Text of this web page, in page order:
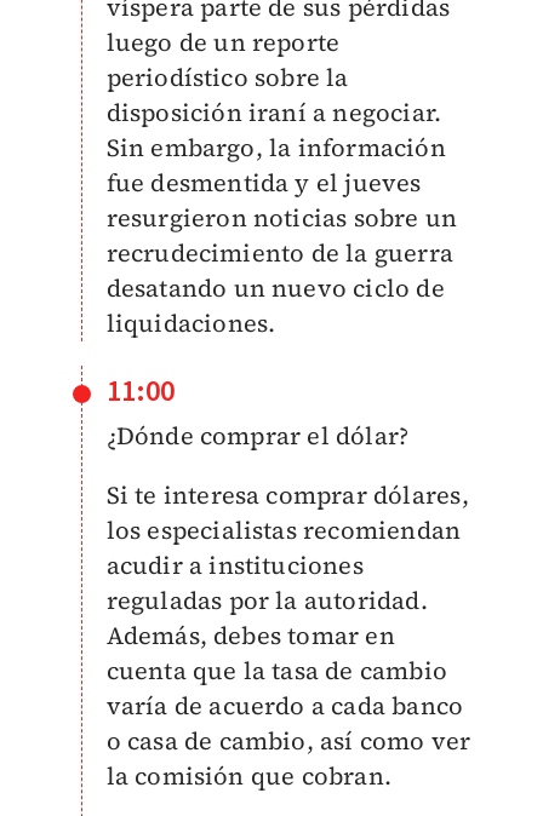
víspera parte de sus pérdidas
luego de un reporte
periodístico sobre la
disposición iraní a negociar.
Sin embargo, la información
fue desmentida y el jueves
resurgieron noticias sobre un
recrudecimiento de la guerra
desatando un nuevo ciclo de
liquidaciones.
11:00
¿Dónde comprar el dólar?
​Si te interesa comprar dólares,
los especialistas recomiendan
acudir a instituciones
reguladas por la autoridad.
Además, debes tomar en
cuenta que la tasa de cambio
varía de acuerdo a cada banco
o casa de cambio, así como ver
la comisión que cobran.